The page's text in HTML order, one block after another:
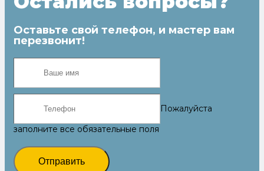
Оставьте свой телефон, и мастер вам
перезвонит!
Пожалуйста
заполните все обязательные поля
Отправить